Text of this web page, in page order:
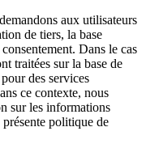
aux utilisateurs
de tiers, la base
Dans le cas
traitées sur la base de
des services
ce contexte, nous
sur les informations
politique de